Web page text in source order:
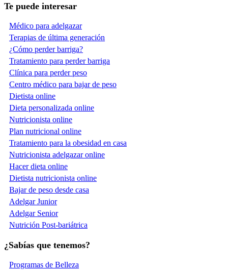
Te puede interesar
Médico para adelgazar
Terapias de última generación
¿Cómo perder barriga?
Tratamiento para perder barriga
Clínica para perder peso
Centro médico para bajar de peso
Dietista online
Dieta personalizada online
Nutricionista online
Plan nutricional online
Tratamiento para la obesidad en casa
Nutricionista adelgazar online
Hacer dieta online
Dietista nutricionista online
Bajar de peso desde casa
Adelgar Junior
Adelgar Senior
Nutrición Post-bariátrica
¿Sabías que tenemos?
Programas de Belleza